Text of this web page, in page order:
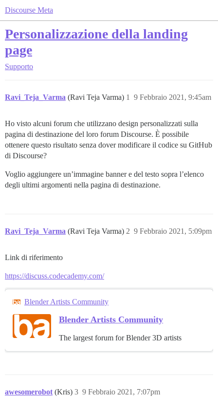
Discourse Meta
Personalizzazione della landing
page
Supporto
Ravi_Teja_Varma (Ravi Teja Varma) 9 Febbraio 2021, 9:45am
1
Ho visto alcuni forum che utilizzano design personalizzati sulla
pagina di destinazione del loro forum Discourse. È possibile
ottenere questo risultato senza dover modificare il codice su GitHub
di Discourse?
Voglio aggiungere un’immagine banner e del testo sopra l’elenco
degli ultimi argomenti nella pagina di destinazione.
Ravi_Teja_Varma (Ravi Teja Varma) 9 Febbraio 2021, 5:09pm
2
Link di riferimento
https://discuss.codecademy.com/
Blender Artists Community
Blender Artists Community
The largest forum for Blender 3D artists
awesomerobot (Kris) 9 Febbraio 2021, 7:07pm
3